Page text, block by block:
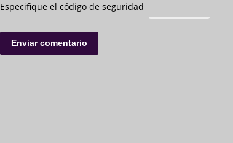
Especifique el código de seguridad